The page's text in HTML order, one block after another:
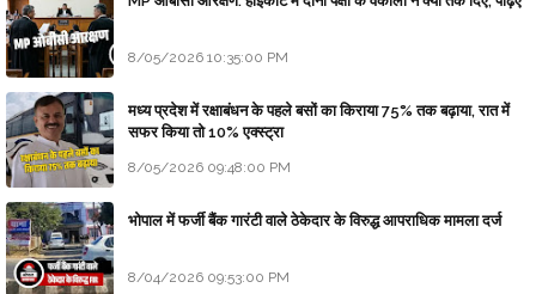
8/05/2026 10:35:00 PM
मध्य प्रदेश में रक्षाबंधन के पहले बसों का किराया 75% तक बढ़ाया, रात में
सफर किया तो 10% एक्स्ट्रा
8/05/2026 09:48:00 PM
भोपाल में फर्जी बैंक गारंटी वाले ठेकेदार के विरुद्ध आपराधिक मामला दर्ज
8/04/2026 09:53:00 PM